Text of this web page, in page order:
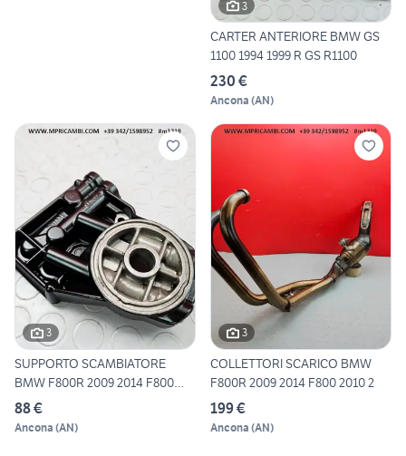
3
CARTER ANTERIORE BMW GS
1100 1994 1999 R GS R1100
230 €
Ancona (AN)
3
SUPPORTO SCAMBIATORE
BMW F800R 2009 2014 F800
2010
88 €
Ancona (AN)
3
COLLETTORI SCARICO BMW
F800R 2009 2014 F800 2010 2
199 €
Ancona (AN)